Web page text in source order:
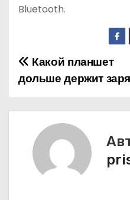
Bluetooth.
Н
а
в
Какой планшет
дольше держит